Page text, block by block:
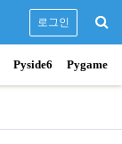
Pyside6 Pygame
로그인